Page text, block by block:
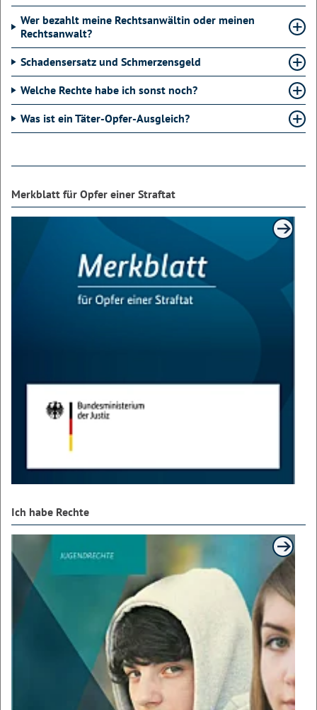
Wer bezahlt meine Rechtsanwältin oder meinen
Rechtsanwalt?
Schadensersatz und Schmerzensgeld
Welche Rechte habe ich sonst noch?
Was ist ein Täter-Opfer-Ausgleich?
Merkblatt für Opfer einer Straftat
Ich habe Rechte